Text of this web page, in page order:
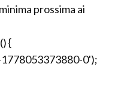
prossima ai
{
0');